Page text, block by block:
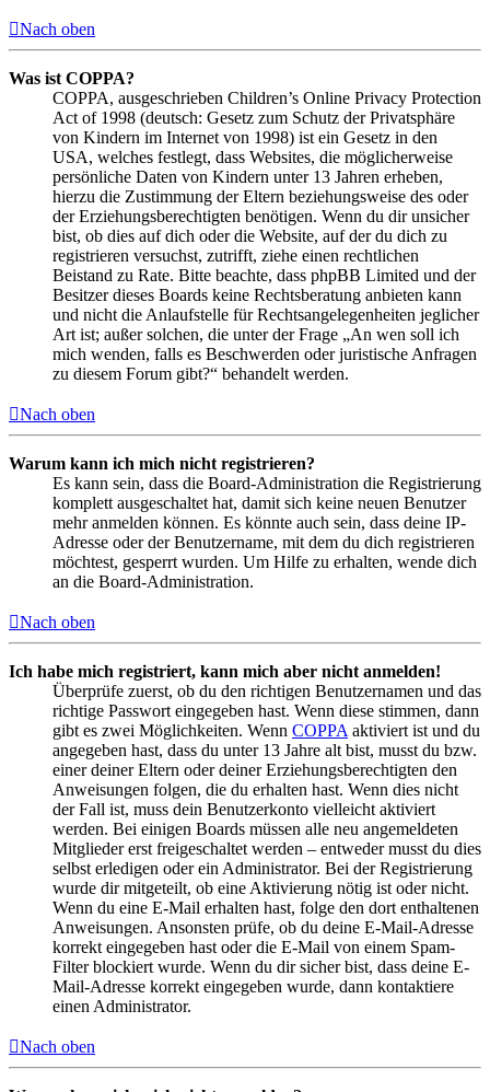
Nach oben
Was ist COPPA?
COPPA, ausgeschrieben Children’s Online Privacy Protection
Act of 1998 (deutsch: Gesetz zum Schutz der Privatsphäre
von Kindern im Internet von 1998) ist ein Gesetz in den
USA, welches festlegt, dass Websites, die möglicherweise
persönliche Daten von Kindern unter 13 Jahren erheben,
hierzu die Zustimmung der Eltern beziehungsweise des oder
der Erziehungsberechtigten benötigen. Wenn du dir unsicher
bist, ob dies auf dich oder die Website, auf der du dich zu
registrieren versuchst, zutrifft, ziehe einen rechtlichen
Beistand zu Rate. Bitte beachte, dass phpBB Limited und der
Besitzer dieses Boards keine Rechtsberatung anbieten kann
und nicht die Anlaufstelle für Rechtsangelegenheiten jeglicher
Art ist; außer solchen, die unter der Frage „An wen soll ich
mich wenden, falls es Beschwerden oder juristische Anfragen
zu diesem Forum gibt?“ behandelt werden.
Nach oben
Warum kann ich mich nicht registrieren?
Es kann sein, dass die Board-Administration die Registrierung
komplett ausgeschaltet hat, damit sich keine neuen Benutzer
mehr anmelden können. Es könnte auch sein, dass deine IP-
Adresse oder der Benutzername, mit dem du dich registrieren
möchtest, gesperrt wurden. Um Hilfe zu erhalten, wende dich
an die Board-Administration.
Nach oben
Ich habe mich registriert, kann mich aber nicht anmelden!
Überprüfe zuerst, ob du den richtigen Benutzernamen und das
richtige Passwort eingegeben hast. Wenn diese stimmen, dann
gibt es zwei Möglichkeiten. Wenn COPPA aktiviert ist und du
angegeben hast, dass du unter 13 Jahre alt bist, musst du bzw.
einer deiner Eltern oder deiner Erziehungsberechtigten den
Anweisungen folgen, die du erhalten hast. Wenn dies nicht
der Fall ist, muss dein Benutzerkonto vielleicht aktiviert
werden. Bei einigen Boards müssen alle neu angemeldeten
Mitglieder erst freigeschaltet werden – entweder musst du dies
selbst erledigen oder ein Administrator. Bei der Registrierung
wurde dir mitgeteilt, ob eine Aktivierung nötig ist oder nicht.
Wenn du eine E-Mail erhalten hast, folge den dort enthaltenen
Anweisungen. Ansonsten prüfe, ob du deine E-Mail-Adresse
korrekt eingegeben hast oder die E-Mail von einem Spam-
Filter blockiert wurde. Wenn du dir sicher bist, dass deine E-
Mail-Adresse korrekt eingegeben wurde, dann kontaktiere
einen Administrator.
Nach oben